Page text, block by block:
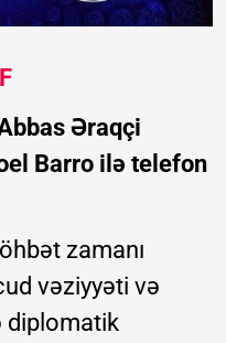
Əraqçi
Barro ilə telefon
zamanı
vəziyyəti və
diplomatik